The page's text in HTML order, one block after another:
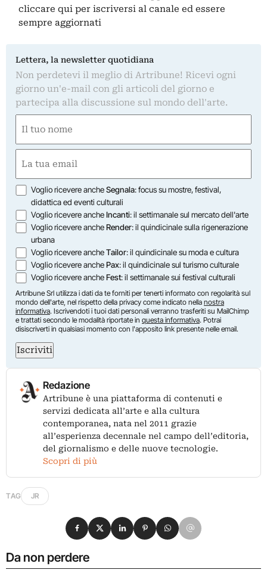
cliccare qui per iscriversi al canale ed essere
sempre aggiornati
Lettera, la newsletter quotidiana
Non perdetevi il meglio di Artribune! Ricevi ogni
giorno un'e-mail con gli articoli del giorno e
partecipa alla discussione sul mondo dell'arte.
(Required)
First
(Required)
Opzioni
Voglio ricevere ancheSegnala: focus su mostre, festival,
didattica ed eventi culturali
Voglio ricevere ancheIncanti: il settimanale sul mercato dell'arte
Voglio ricevere ancheRender: il quindicinale sulla rigenerazione
urbana
Voglio ricevere ancheTailor: il quindicinale su moda e cultura
Voglio ricevere anchePax: il quindicinale sul turismo culturale
Voglio ricevere ancheFest: il settimanale sui festival culturali
Artribune Srl utilizza i dati da te forniti per tenerti informato con regolarità sul
mondo dell'arte, nel rispetto della privacy come indicato nella nostra
informativa. Iscrivendoti i tuoi dati personali verranno trasferiti su MailChimp
e trattati secondo le modalità riportate in questa informativa. Potrai
disiscriverti in qualsiasi momento con l'apposito link presente nelle email.
Iscriviti
Redazione
Artribune è una piattaforma di contenuti e
servizi dedicata all’arte e alla cultura
contemporanea, nata nel 2011 grazie
all’esperienza decennale nel campo dell’editoria,
del giornalismo e delle nuove tecnologie.
Scopri di più
TAG JR
Da non perdere
Condividi su Facebook
Condividi su X
Condividi su LinkedIn
Condividi su Pinterest
Condividi su WhatsApp
Condividi su Email